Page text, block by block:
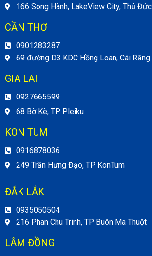
166 Song Hành, LakeView City, Thủ Đức
CẦN THƠ
0901283287
69 đường D3 KDC Hồng Loan, Cái Răng
GIA LAI
0927665599
68 Bờ Kè, TP Pleiku
KON TUM
0916878036
249 Trần Hưng Đạo, TP KonTum
ĐẮK LẮK
0935050504
216 Phan Chu Trinh, TP Buôn Ma Thuột
LÂM ĐỒNG